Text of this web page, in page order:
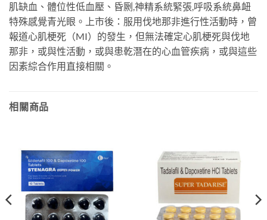
肌缺血、體位性低血壓、昏劂,神精系統緊張,呼吸系統鼻衄
特殊感覺青光眼。上市後：服用伐地那非進行性活動時，曾
報道心肌梗死（MI）的發生，但無法確定心肌梗死與伐地
那非，或與性活動，或與患乾潛在的心血管疾病，或與這些
因素綜合作用直接相關。
相關商品